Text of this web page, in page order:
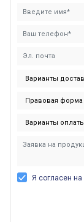
Я согласен на